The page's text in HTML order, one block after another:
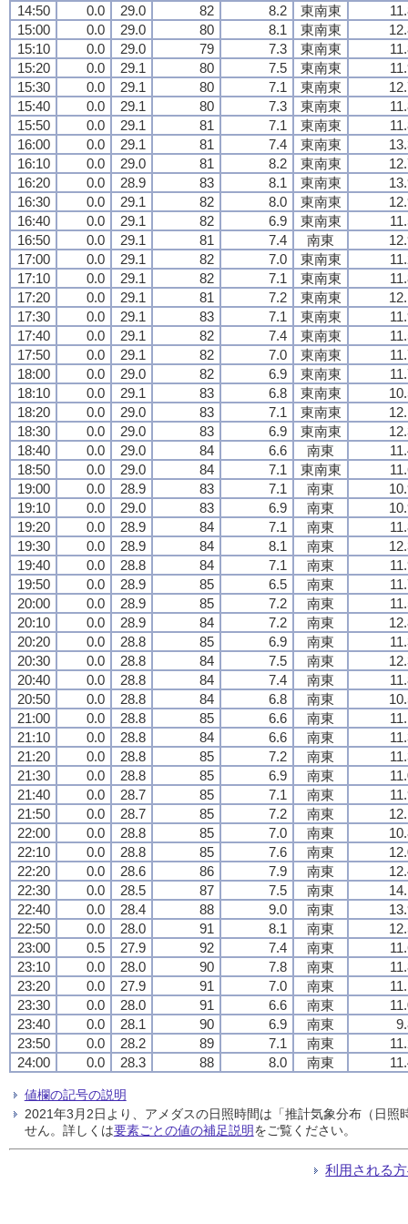
14:50 0.0 29.0 82 8.2 東南東
15:00
0.0 29.0 80 8.1 東南東
15:10
0.0 29.0 79 7.3 東南東
15:20
0.0 29.1 80 7.5 東南東
15:30
0.0 29.1 80 7.1 東南東
15:40
0.0 29.1 80 7.3 東南東
15:50
0.0 29.1 81 7.1 東南東
16:00
0.0 29.1 81 7.4 東南東
16:10
0.0 29.0 81 8.2 東南東
16:20
0.0 28.9 83 8.1 東南東
16:30
0.0 29.1 82 8.0 東南東
16:40
0.0 29.1 82 6.9 東南東
16:50
0.0 29.1 81 7.4 南東
17:00
0.0 29.1 82 7.0 東南東
17:10
0.0 29.1 82 7.1 東南東
17:20
0.0 29.1 81 7.2 東南東
17:30
0.0 29.1 83 7.1 東南東
17:40
0.0 29.1 82 7.4 東南東
17:50
0.0 29.1 82 7.0 東南東
18:00
0.0 29.0 82 6.9 東南東
18:10
0.0 29.1 83 6.8 東南東
18:20
0.0 29.0 83 7.1 東南東
18:30
0.0 29.0 83 6.9 東南東
18:40
0.0 29.0 84 6.6 南東
18:50
0.0 29.0 84 7.1 東南東
19:00
0.0 28.9 83 7.1 南東
19:10
0.0 29.0 83 6.9 南東
19:20
0.0 28.9 84 7.1 南東
19:30
0.0 28.9 84 8.1 南東
19:40
0.0 28.8 84 7.1 南東
19:50
0.0 28.9 85 6.5 南東
20:00
0.0 28.9 85 7.2 南東
20:10
0.0 28.9 84 7.2 南東
20:20
0.0 28.8 85 6.9 南東
20:30
0.0 28.8 84 7.5 南東
20:40
0.0 28.8 84 7.4 南東
20:50
0.0 28.8 84 6.8 南東
21:00
0.0 28.8 85 6.6 南東
21:10
0.0 28.8 84 6.6 南東
21:20
0.0 28.8 85 7.2 南東
21:30
0.0 28.8 85 6.9 南東
21:40
0.0 28.7 85 7.1 南東
21:50
0.0 28.7 85 7.2 南東
22:00
0.0 28.8 85 7.0 南東
22:10
0.0 28.8 85 7.6 南東
22:20
0.0 28.6 86 7.9 南東
22:30
0.0 28.5 87 7.5 南東
22:40
0.0 28.4 88 9.0 南東
22:50
0.0 28.0 91 8.1 南東
23:00
0.5 27.9 92 7.4 南東
23:10
0.0 28.0 90 7.8 南東
23:20
0.0 27.9 91 7.0 南東
23:30
0.0 28.0 91 6.6 南東
23:40
0.0 28.1 90 6.9 南東
23:50
0.0 28.2 89 7.1 南東
24:00
0.0 28.3 88 8.0 南東
値欄の記号の説明
2021年3月2日より、アメダスの日照時間は「推計気象分布（日
せん。詳しくは要素ごとの値の補足説明をご覧ください。
利用される